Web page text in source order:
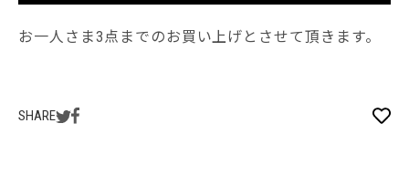
お一人さま3点までのお買い上げとさせて頂きます。
SHARE